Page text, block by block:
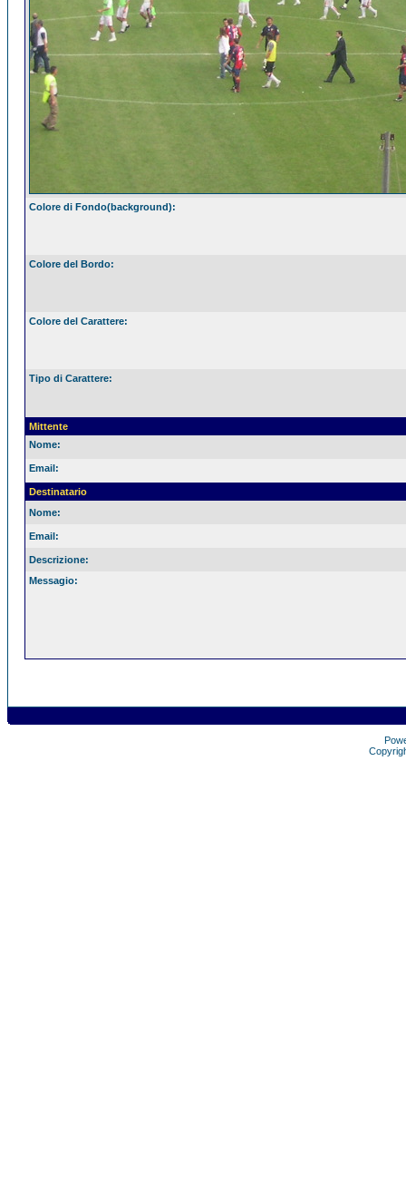
Colore di Fondo(background):
Colore del Bordo:
Colore del Carattere:
Tipo di Carattere:
Mittente
Nome:
Email:
Destinatario
Nome:
Email:
Descrizione:
Messagio: